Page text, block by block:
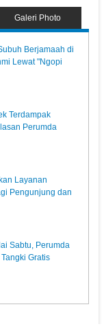
Galeri Photo
Berjamaah di
Lewat "Ngopi
Terdampak
Perumda
Layanan
Pengunjung dan
Sabtu, Perumda
Gratis